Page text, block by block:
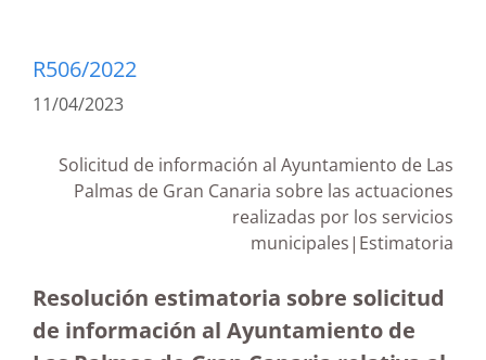
R506/2022
11/04/2023
Solicitud de información al Ayuntamiento de Las
Palmas de Gran Canaria sobre las actuaciones
realizadas por los servicios
municipales|Estimatoria
Resolución estimatoria sobre solicitud
de información al Ayuntamiento de